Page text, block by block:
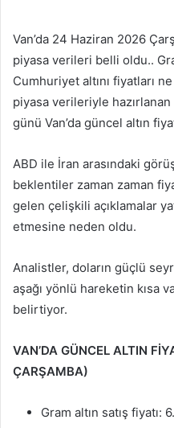
Van’da 24 Haziran 2026
piyasa verileri belli oldu..
Cumhuriyet altını fiyatları
piyasa verileriyle
günü Van’da güncel altın
ABD ile İran arasındaki
beklentiler zaman zaman
gelen çelişkili açıklamalar
etmesine neden oldu.
Analistler, doların güçlü
aşağı yönlü hareketin kısa
belirtiyor.
VAN’DA GÜNCEL ALTIN
ÇARŞAMBA)
Gram altın satış fiyatı: